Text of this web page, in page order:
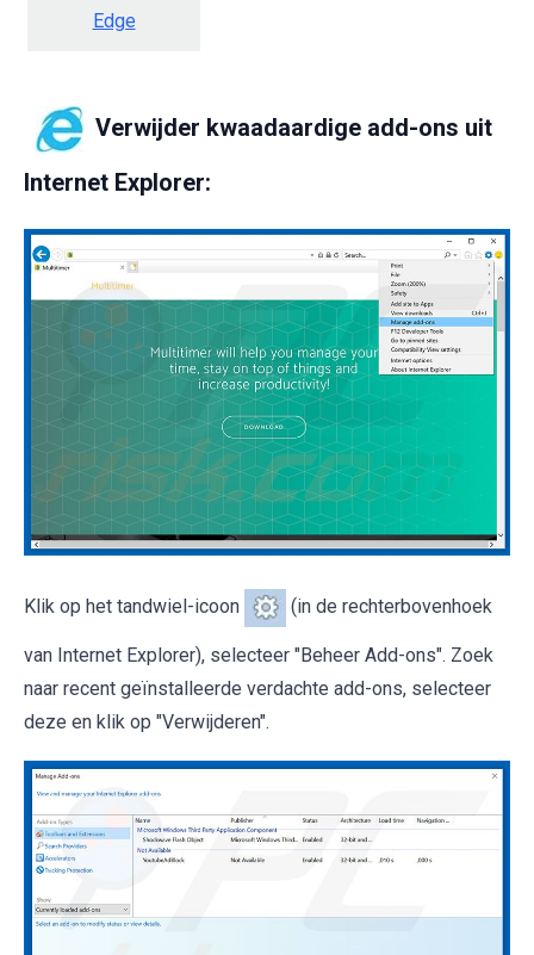
Edge
Verwijder kwaadaardige add-ons uit
Internet Explorer:
Klik op het tandwiel-icoon (in de rechterbovenhoek
van Internet Explorer), selecteer "Beheer Add-ons". Zoek
naar recent geïnstalleerde verdachte add-ons, selecteer
deze en klik op "Verwijderen".